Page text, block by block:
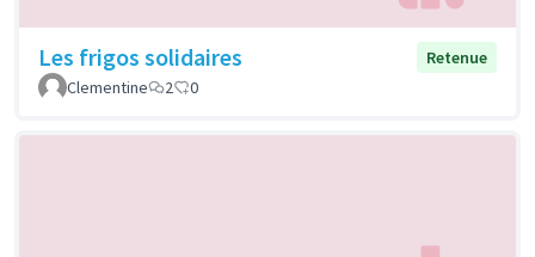
Les frigos solidaires
Retenue
Clementine
2 0